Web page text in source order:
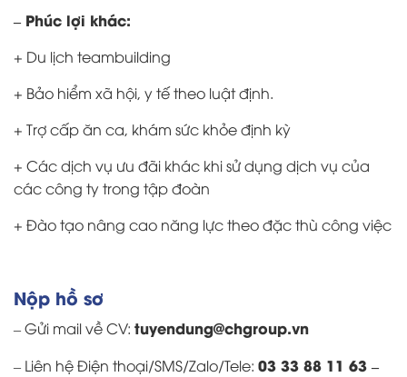
– Phúc lợi khác:
+ Du lịch teambuilding
+ Bảo hiểm xã hội, y tế theo luật định.
+ Trợ cấp ăn ca, khám sức khỏe định kỳ
+ Các dịch vụ ưu đãi khác khi sử dụng dịch vụ của
các công ty trong tập đoàn
+ Đào tạo nâng cao năng lực theo đặc thù công việc
Nộp hồ sơ
– Gửi mail về CV: tuyendung@chgroup.vn
– Liên hệ Điện thoại/SMS/Zalo/Tele: 03 33 88 11 63 –